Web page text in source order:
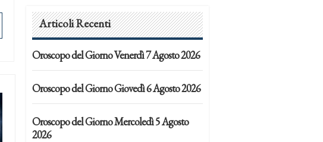
Articoli Recenti
Oroscopo del Giorno Venerdì 7 Agosto 2026
Oroscopo del Giorno Giovedì 6 Agosto 2026
Oroscopo del Giorno Mercoledì 5 Agosto
2026